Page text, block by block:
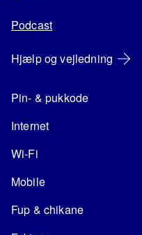
Podcast
Hjælp og vejledning
Pin- & pukkode
Internet
Wi-Fi
Mobile
Fup & chikane